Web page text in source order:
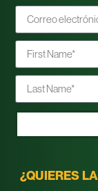
¿QUIERES